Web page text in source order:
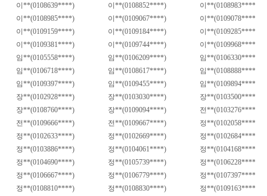
이 **(0108639****) 이 **(0108852****) 이 **(0108983****)
이 **(0108985****) 이 **(0109067****) 이 **(0109078****)
이 **(0109159****) 이 **(0109184****) 이 **(0109285****)
이 **(0109381****) 이 **(0109744****) 이 **(0109968****)
임**(0105558****) 임**(0106209****) 임**(0106330****)
임**(0106718****) 임**(0108617****) 임**(0108888****)
임**(0109397****) 임**(0109455****) 임**(0109894****)
장**(0102928****) 장**(0103030****) 장**(0103500****)
장**(0108760****) 장**(0109094****) 전**(0103276****)
전**(0109666****) 전**(0109667****) 정**(0102058****)
정**(0102633****) 정**(0102669****) 정**(0102684****)
정**(0103886****) 정**(0104061****) 정**(0104168****)
정**(0104690****) 정**(0105739****) 정**(0106228****)
정**(0106667****) 정**(0106779****) 정**(0107397****)
정**(0108810****) 정**(0108830****) 정**(0109163****)